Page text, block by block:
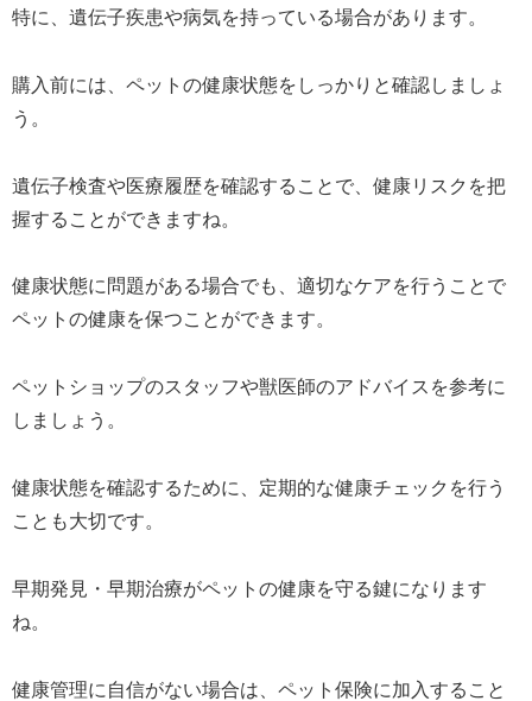
特に、遺伝子疾患や病気を持っている場合があります。
購入前には、ペットの健康状態をしっかりと確認しましょ
う。
遺伝子検査や医療履歴を確認することで、健康リスクを把
握することができますね。
健康状態に問題がある場合でも、適切なケアを行うことで
ペットの健康を保つことができます。
ペットショップのスタッフや獣医師のアドバイスを参考に
しましょう。
健康状態を確認するために、定期的な健康チェックを行う
ことも大切です。
早期発見・早期治療がペットの健康を守る鍵になります
ね。
健康管理に自信がない場合は、ペット保険に加入すること